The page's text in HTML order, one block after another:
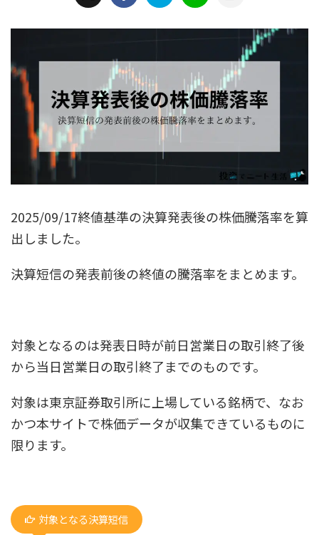
2025/09/17終値基準の決算発表後の株価騰落率を算
出しました。
決算短信の発表前後の終値の騰落率をまとめます。
対象となるのは発表日時が前日営業日の取引終了後
から当日営業日の取引終了までのものです。
対象は東京証券取引所に上場している銘柄で、なお
かつ本サイトで株価データが収集できているものに
限ります。
対象となる決算短信